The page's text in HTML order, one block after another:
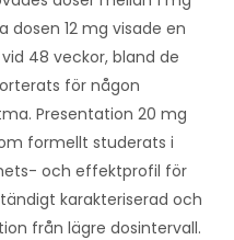
dosen 12 mg visade en
48 veckor, bland de
för någon
Presentation 20 mg
formellt studerats i
och effektprofil för
karakteriserad och
från lägre dosintervall.